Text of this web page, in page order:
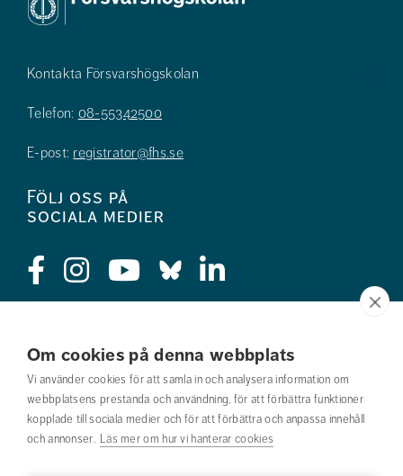
Om cookies på denna webbplats
Vi använder cookies för att samla in och analysera information om
webbplatsens prestanda och användning, för att förbättra funktioner
kopplade till sociala medier och för att förbättra och anpassa innehåll
och annonser. Läs mer om hur vi hanterar cookies
Kontakta Försvarshögskolan
Telefon: 08-55342500
E-post: registrator@fhs.se
Följ oss på
sociala medier
Jobba hos oss
Nyhetsbrev
Om webbplatsen